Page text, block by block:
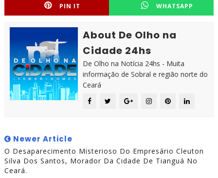
PIN IT WHATSAPP
About De Olho na
Cidade 24hs
De Olho na Notícia 24hs - Muita
informação de Sobral e região norte do
Ceará
Newer Article
O Desaparecimento Misterioso Do Empresário Cleuton
Silva Dos Santos, Morador Da Cidade De Tianguá No
Ceará.